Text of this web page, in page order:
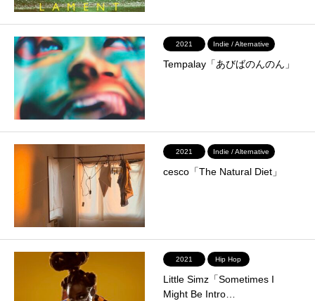
2021 Indie / Alternative
Tempalay「あびばのんのん」
2021 Indie / Alternative
cesco「The Natural Diet」
2021 Hip Hop
Little Simz「Sometimes I
Might Be Intro…